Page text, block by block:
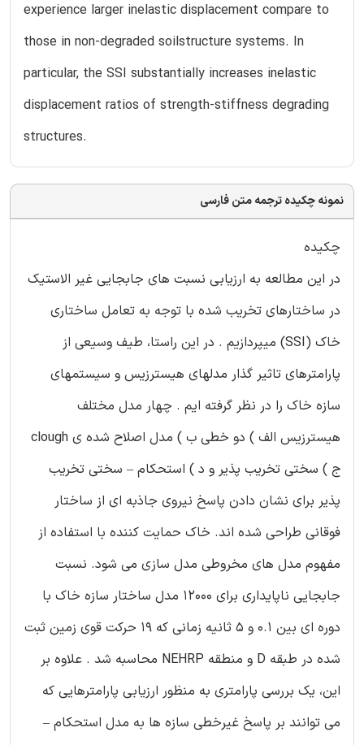
experience larger inelastic displacement compare to
those in non-degraded soilstructure systems. In
particular, the SSI substantially increases inelastic
displacement ratios of strength-stiffness degrading
structures.
نمونه چکیده ترجمه متن فارسی
چکیده
در این مطالعه به ارزیابی نسبت های جابجایی غیر الاستیک
در ساختارهای تخریب شده با توجه به تعامل ساختاری
خاک (SSI) میپردازیم . در این راستا، طیف وسیعی از
پارامترهای تاثیر گذار مدلهای هیسترزیس و سیستمهای
سازه خاک را در نظر گرفته ایم . چهار مدل مختلف
هیسترزیس الف ) دو خطی ب ) مدل اصلاح شده ی clough
ج ) سختی تخریب پذیر و د ) استحکام – سختی تخریب
پذیر برای نشان دادن پاسخ نیروی جاذبه ای از ساختار
فوقانی طراحی شده اند. خاک حمایت کننده با استفاده از
مفهوم مدل های مخروطی مدل سازی می شود. نسبت
جابجایی ناپایداری برای 12000 مدل ساختار سازه خاک با
دوره ای بین 0.1 و 5 ثانیه زمانی که 19 حرکت قوی زمین ثبت
شده در طبقه D و منطقه NEHRP محاسبه شد . علاوه بر
این، یک بررسی پارامتری به منظور ارزیابی پارامترهایی که
می توانند بر پاسخ غیرخطی سازه ها به مدل استحکام –